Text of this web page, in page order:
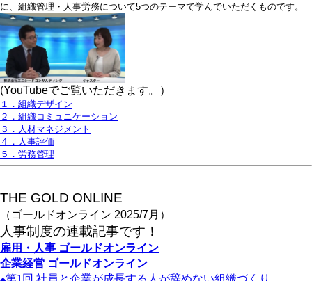
に、組織管理・人事労務について5つのテーマで学んでいただくものです。
(YouTubeでご覧いただきます。）
１．組織デザイン
２．組織コミュニケーション
３．人材マネジメント
４．人事評価
５．労務管理
THE GOLD ONLINE
（ゴールドオンライン 2025/7月）
人事制度の連載記事です！
雇用・人事 ゴールドオンライン
企業経営 ゴールドオンライン
第1 回 社員と企業が成長する人が辞めない組織づくり